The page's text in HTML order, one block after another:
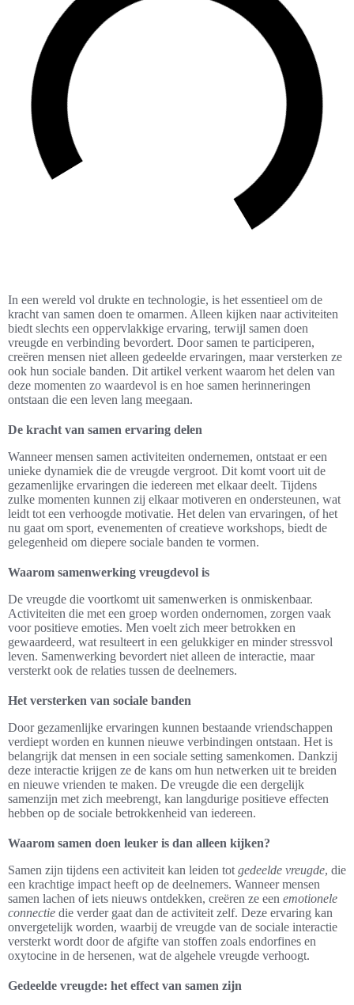
In een wereld vol drukte en technologie, is het essentieel om de
kracht van samen doen te omarmen. Alleen kijken naar activiteiten
biedt slechts een oppervlakkige ervaring, terwijl samen doen
vreugde en verbinding bevordert. Door samen te participeren,
creëren mensen niet alleen gedeelde ervaringen, maar versterken ze
ook hun sociale banden. Dit artikel verkent waarom het delen van
deze momenten zo waardevol is en hoe samen herinneringen
ontstaan die een leven lang meegaan.
De kracht van samen ervaring delen
Wanneer mensen samen activiteiten ondernemen, ontstaat er een
unieke dynamiek die de vreugde vergroot. Dit komt voort uit de
gezamenlijke ervaringen die iedereen met elkaar deelt. Tijdens
zulke momenten kunnen zij elkaar motiveren en ondersteunen, wat
leidt tot een verhoogde motivatie. Het delen van ervaringen, of het
nu gaat om sport, evenementen of creatieve workshops, biedt de
gelegenheid om diepere sociale banden te vormen.
Waarom samenwerking vreugdevol is
De vreugde die voortkomt uit samenwerken is onmiskenbaar.
Activiteiten die met een groep worden ondernomen, zorgen vaak
voor positieve emoties. Men voelt zich meer betrokken en
gewaardeerd, wat resulteert in een gelukkiger en minder stressvol
leven. Samenwerking bevordert niet alleen de interactie, maar
versterkt ook de relaties tussen de deelnemers.
Het versterken van sociale banden
Door gezamenlijke ervaringen kunnen bestaande vriendschappen
verdiept worden en kunnen nieuwe verbindingen ontstaan. Het is
belangrijk dat mensen in een sociale setting samenkomen. Dankzij
deze interactie krijgen ze de kans om hun netwerken uit te breiden
en nieuwe vrienden te maken. De vreugde die een dergelijk
samenzijn met zich meebrengt, kan langdurige positieve effecten
hebben op de sociale betrokkenheid van iedereen.
Waarom samen doen leuker is dan alleen kijken?
Samen zijn tijdens een activiteit kan leiden tot gedeelde vreugde, die
een krachtige impact heeft op de deelnemers. Wanneer mensen
samen lachen of iets nieuws ontdekken, creëren ze een emotionele
connectie die verder gaat dan de activiteit zelf. Deze ervaring kan
onvergetelijk worden, waarbij de vreugde van de sociale interactie
versterkt wordt door de afgifte van stoffen zoals endorfines en
oxytocine in de hersenen, wat de algehele vreugde verhoogt.
Gedeelde vreugde: het effect van samen zijn